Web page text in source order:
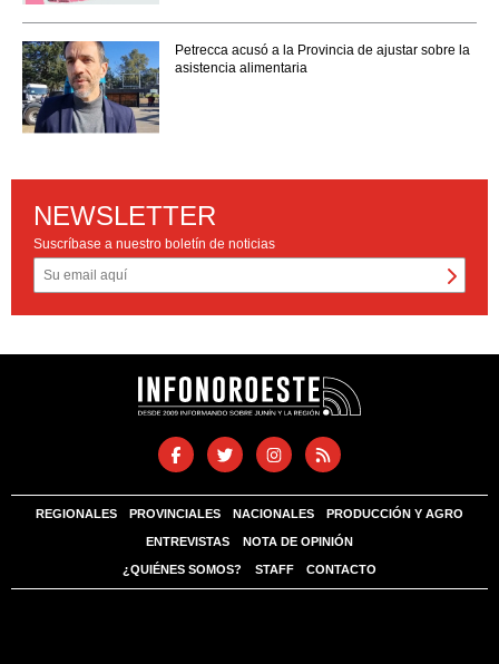
Petrecca acusó a la Provincia de ajustar sobre la
asistencia alimentaria
NEWSLETTER
Suscríbase a nuestro boletín de noticias
REGIONALES PROVINCIALES NACIONALES PRODUCCIÓN Y AGRO
ENTREVISTAS NOTA DE OPINIÓN
¿QUIÉNES SOMOS? STAFF CONTACTO